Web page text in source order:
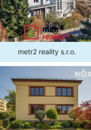
metr2 reality s.r.o.